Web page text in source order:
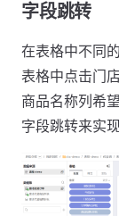
字段跳转
在表格中不同
表格中点击门
商品名称列希
字段跳转来实现